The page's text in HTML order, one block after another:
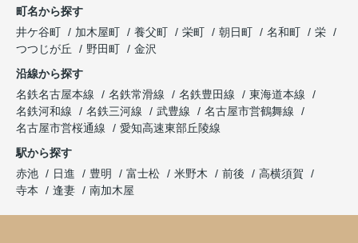
町名から探す
井ケ谷町
加木屋町 養父町 栄町 朝日町 名和町
栄
つつじが丘
野田町
金沢
沿線から探す
名鉄名古屋本線
名鉄常滑線 名鉄豊田線
東海道本線
名鉄河和線
名鉄三河線 武豊線
名古屋市営鶴舞線
名古屋市営桜通線
愛知高速東部丘陵線
駅から探す
赤池
日進 豊明 富士松 米野木 前後
高横須賀
寺本
逢妻 南加木屋